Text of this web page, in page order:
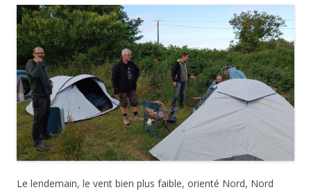
Le lendemain, le vent bien plus faible, orienté Nord, Nord